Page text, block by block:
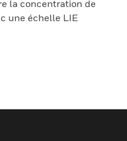
la concentration de
une échelle LIE